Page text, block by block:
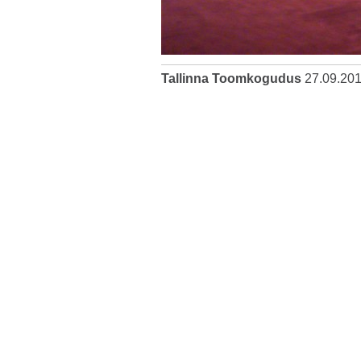
Tallinna Toomkogudus